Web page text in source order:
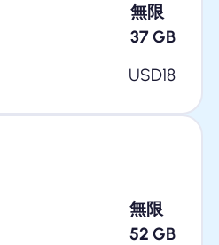
無限
37 GB
USD18
無限
52 GB